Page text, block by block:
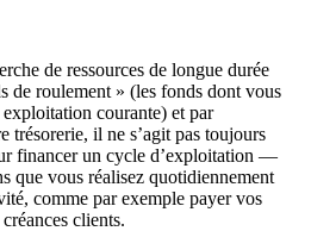
de ressources de longue durée
de roulement » (les fonds dont vous
courante) et par
trésorerie, il ne s’agit pas toujours
financer un cycle d’exploitation —
que vous réalisez quotidiennement
comme par exemple payer vos
clients.